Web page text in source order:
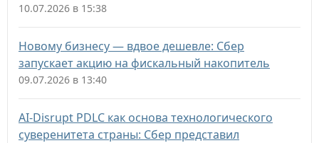
10.07.2026 в 15:38
Новому бизнесу — вдвое дешевле: Сбер
запускает акцию на фискальный накопитель
09.07.2026 в 13:40
AI-Disrupt PDLC как основа технологического
суверенитета страны: Сбер представил